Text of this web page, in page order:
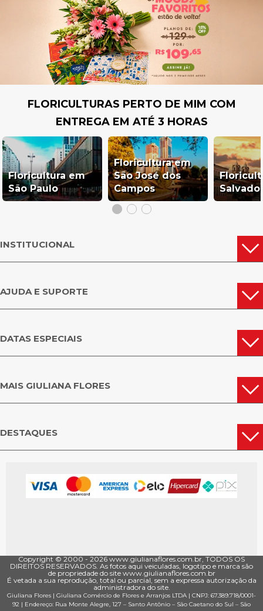
Recebeu flores emMagée quer compartilhar conosco? Então poste uma
Instagrame marque o nosso perfil@giulianafloresoficial
NITERÓI SÃO GONÇALO NOVA IGUAÇU
CAMPOS DOS
DUQUE DE CAXIAS
OUTRAS CIDADES
DO RIO DE
FLORICULTURAS PERTO DE MIM COM
ENTREGA EM ATÉ 3 HORAS
Floricultura em
São Paulo
Floricultura em
São José dos
Campos
INSTITUCIONAL
AJUDA E SUPORTE
DATAS ESPECIAIS
MAIS GIULIANA FLORES
DESTAQUES
Copyright © 2000 - ­2026 www.giulianaflores.com.br, TODOS OS
DIREITOS RESERVADOS. As fotos aqui veiculadas, logotipo e marca são
de propriedade do site www.giulianaflores.com.br
É vetada a sua reprodução, total ou parcial, sem a expressa autorização da
administradora do site.
Giuliana Flores | Giuliana Comércio de Flores e Arranjos LTDA | CNPJ: 67.389.718/0001­
92 | Endereço: Rua Monte Alegre, 127 – Santo Antônio – São Caetano do Sul – São